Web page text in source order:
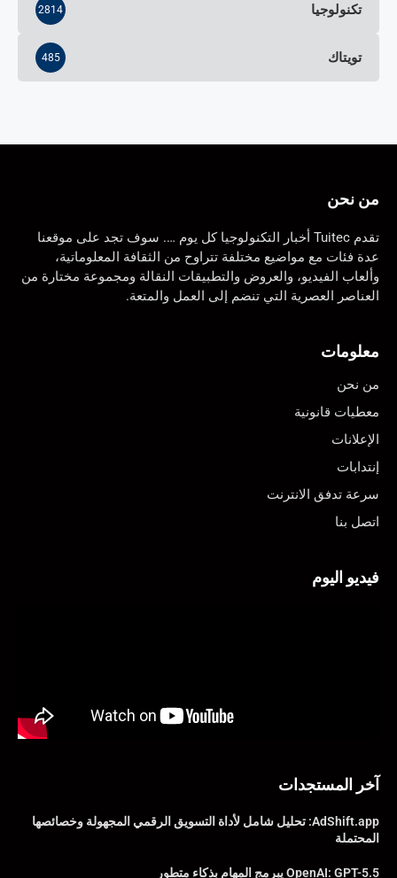
تكنولوجيا 2814
تويتاك 485
من نحن
تقدم Tuitec أخبار التكنولوجيا كل يوم …. سوف تجد على موقعنا
عدة فئات مع مواضيع مختلفة تتراوح من الثقافة المعلوماتية،
وألعاب الفيديو، والعروض والتطبيقات النقالة ومجموعة مختارة من
العناصر العصرية التي تنضم إلى العمل والمتعة.
معلومات
من نحن
معطيات قانونية
الإعلانات
إنتدابات
سرعة تدفق الانترنت
اتصل بنا
فيديو اليوم
آخر المستجدات
AdShift.app: تحليل شامل لأداة التسويق الرقمي المجهولة وخصائصها
المحتملة
OpenAI: GPT-5.5 يبرمج المهام بذكاء متطور